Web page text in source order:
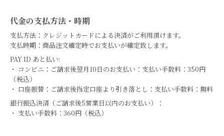
代金の支払方法・時期
支払方法：クレジットカードによる決済がご利用頂けます。
支払時期：商品注文確定時でお支払いが確定致します。
PAY ID あと払い:
・ コンビニ：ご請求後翌月10日のお支払い：支払い手数料：350円
（税込）
・ 口座振替：ご請求後指定口座より引き落とし：支払い手数料：無料
銀行振込決済（ご請求後5営業日以内のお支払い）：
・ 支払い手数料：360円（税込）